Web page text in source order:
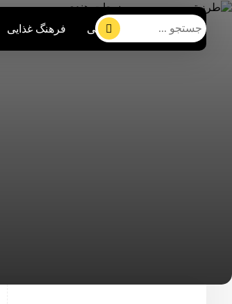
صفحه اصلی فرهنگ غذایی